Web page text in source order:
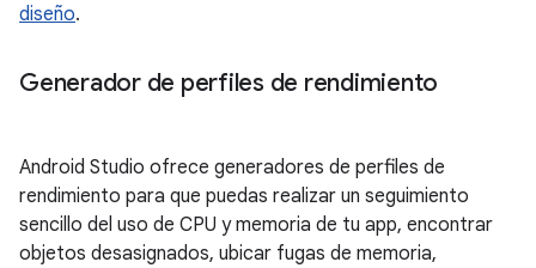
diseño.
Generador de perfiles de rendimiento
Android Studio ofrece generadores de perfiles de
rendimiento para que puedas realizar un seguimiento
sencillo del uso de CPU y memoria de tu app, encontrar
objetos desasignados, ubicar fugas de memoria,